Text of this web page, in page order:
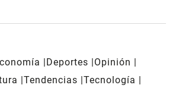
Deportes
Opinión
Tendencias Tecnología